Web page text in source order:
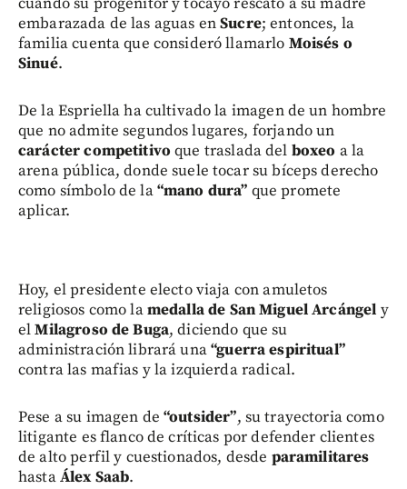
embarazada de las aguas enSucre; entonces, la
familia cuenta que consideró llamarlo Moisés o
Sinué.
De la Espriella ha cultivado la imagen de un hombre
que no admite segundos lugares, forjando un
carácter competitivo que traslada del boxeo a la
arena pública, donde suele tocar su bíceps derecho
como símbolo de la“mano dura” que promete
aplicar.
Hoy, el presidente electo viaja con amuletos
religiosos como lamedalla de San Miguel Arcángel y
elMilagroso de Buga, diciendo que su
administración librará una“guerra espiritual”
contra las mafias y la izquierda radical.
Pese a su imagen de “outsider”, su trayectoria como
litigante es flanco de críticas por defender clientes
de alto perfil y cuestionados, desde paramilitares
hastaÁlex Saab.